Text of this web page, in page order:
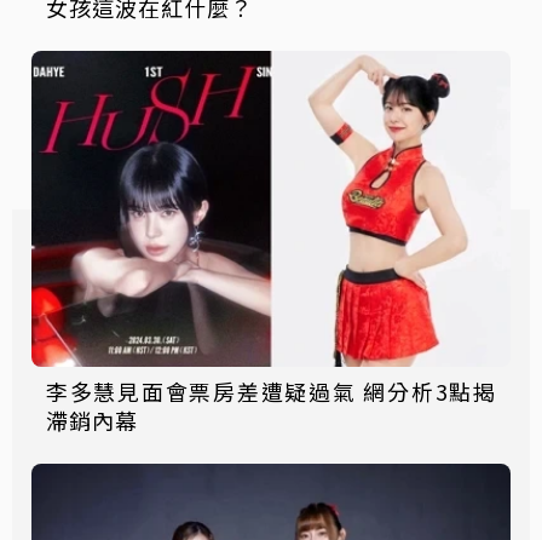
女孩這波在紅什麼？
李多慧見面會票房差遭疑過氣 網分析3點揭
滯銷內幕